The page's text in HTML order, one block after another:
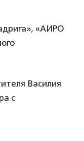
«АИРО
Василия
с